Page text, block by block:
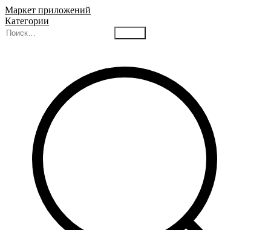
Маркет приложений
Категории